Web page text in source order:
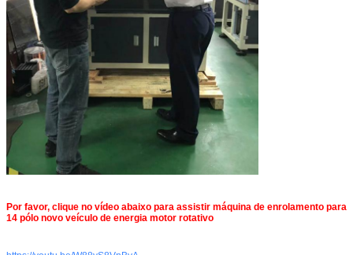
Por favor, clique no vídeo abaixo para assistir máquina de enrolamento para
14 pólo novo veículo de energia motor rotativo